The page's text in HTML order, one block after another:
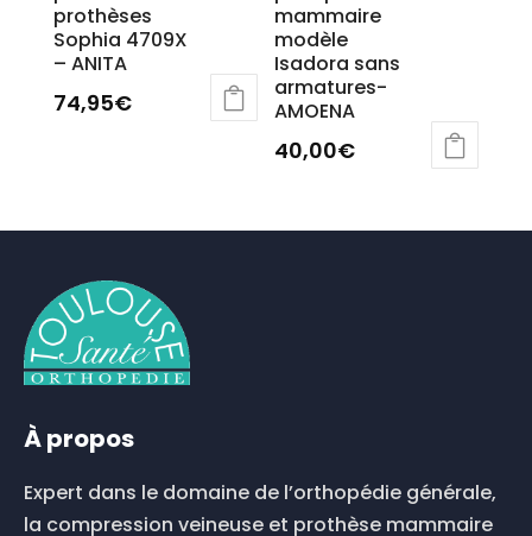
prothèses
Sophia 4709X
– ANITA
74,95€
variations.
options
peuvent
être
choisies
page
produit
mammaire
modèle
Isadora sans
armatures-
AMOENA
40,00€
À propos
Expert dans le domaine de l’orthopédie générale,
la compression veineuse et prothèse mammaire